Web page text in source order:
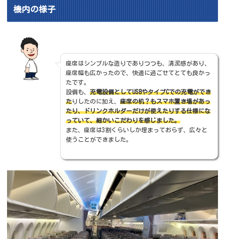
機内の様子
座席はシンプルな造りでありつつも、清潔感があり、
座席幅も広かったので、快適に過ごせてとても良かっ
たです。
設備も、 充電設備としてUSBやタイプCでの充電ができ
たりしたのに加え、 座席の机？もスマホ置き場があっ
たり、ドリンクホルダーだけが使えたりする仕様にな
っていて、細かいこだわりを感じました。
また、座席は3割くらいしか埋まっておらず、広々と
使うことができました。